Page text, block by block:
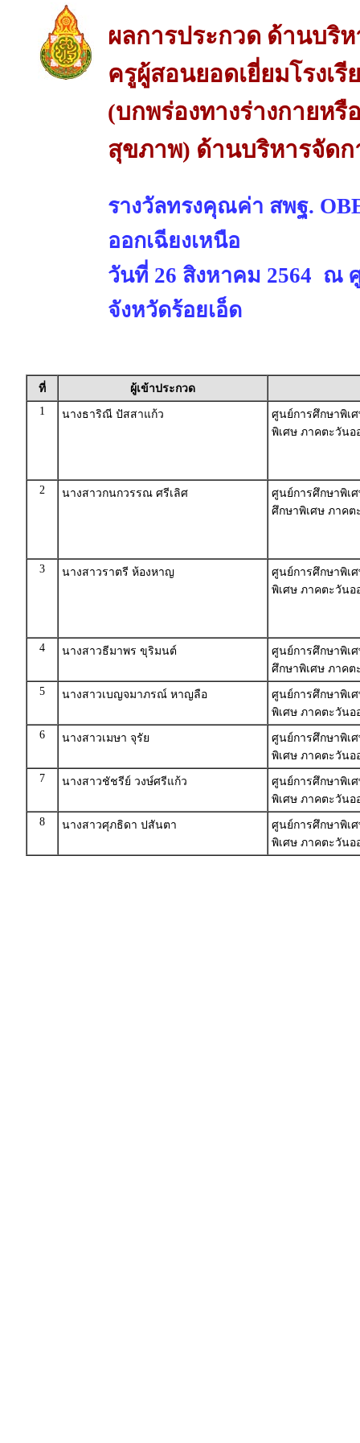
ผลการประกวด ด้านบริ
ครูผู้สอนยอดเยี่ยมโรงเ
(บกพร่องทางร่างกายหรื
สุขภาพ) ด้านบริหารจัดก
รางวัลทรงคุณค่า สพฐ.
ออกเฉียงเหนือ
วันที่ 26 สิงหาคม 2564 ณ
จังหวัดร้อยเอ็ด
ที่
ผู้เข้าประกวด
1
นางธาริณี ปัสสาแก้ว
ศูนย์การศึกษาพิเ
พิเศษ ภาคตะวันอ
2 นางสาวกนกวรรณ ศรีเลิศ
ศูนย์การศึกษาพิเ
ศึกษาพิเศษ ภาคต
3 นางสาวราตรี ห้องหาญ
ศูนย์การศึกษาพิเ
พิเศษ ภาคตะวันอ
4 นางสาวธีมาพร ขุริมนต์
ศูนย์การศึกษาพิเ
ศึกษาพิเศษ ภาคต
5
นางสาวเบญจมาภรณ์ หาญลือ
ศูนย์การศึกษาพิเ
พิเศษ ภาคตะวันอ
6
นางสาวเมษา จุรัย
ศูนย์การศึกษาพิเ
พิเศษ ภาคตะวันอ
7
นางสาวชัชรีย์ วงษ์ศรีแก้ว
ศูนย์การศึกษาพิเ
พิเศษ ภาคตะวันอ
8
นางสาวศุภธิดา ปสันตา
ศูนย์การศึกษาพิเ
พิเศษ ภาคตะวันอ